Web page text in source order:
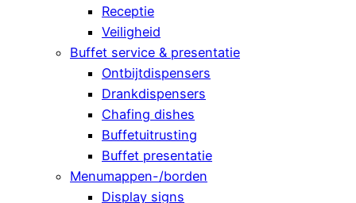
Receptie
Veiligheid
Buffet service & presentatie
Ontbijtdispensers
Drankdispensers
Chafing dishes
Buffetuitrusting
Buffet presentatie
Menumappen-/borden
Display signs